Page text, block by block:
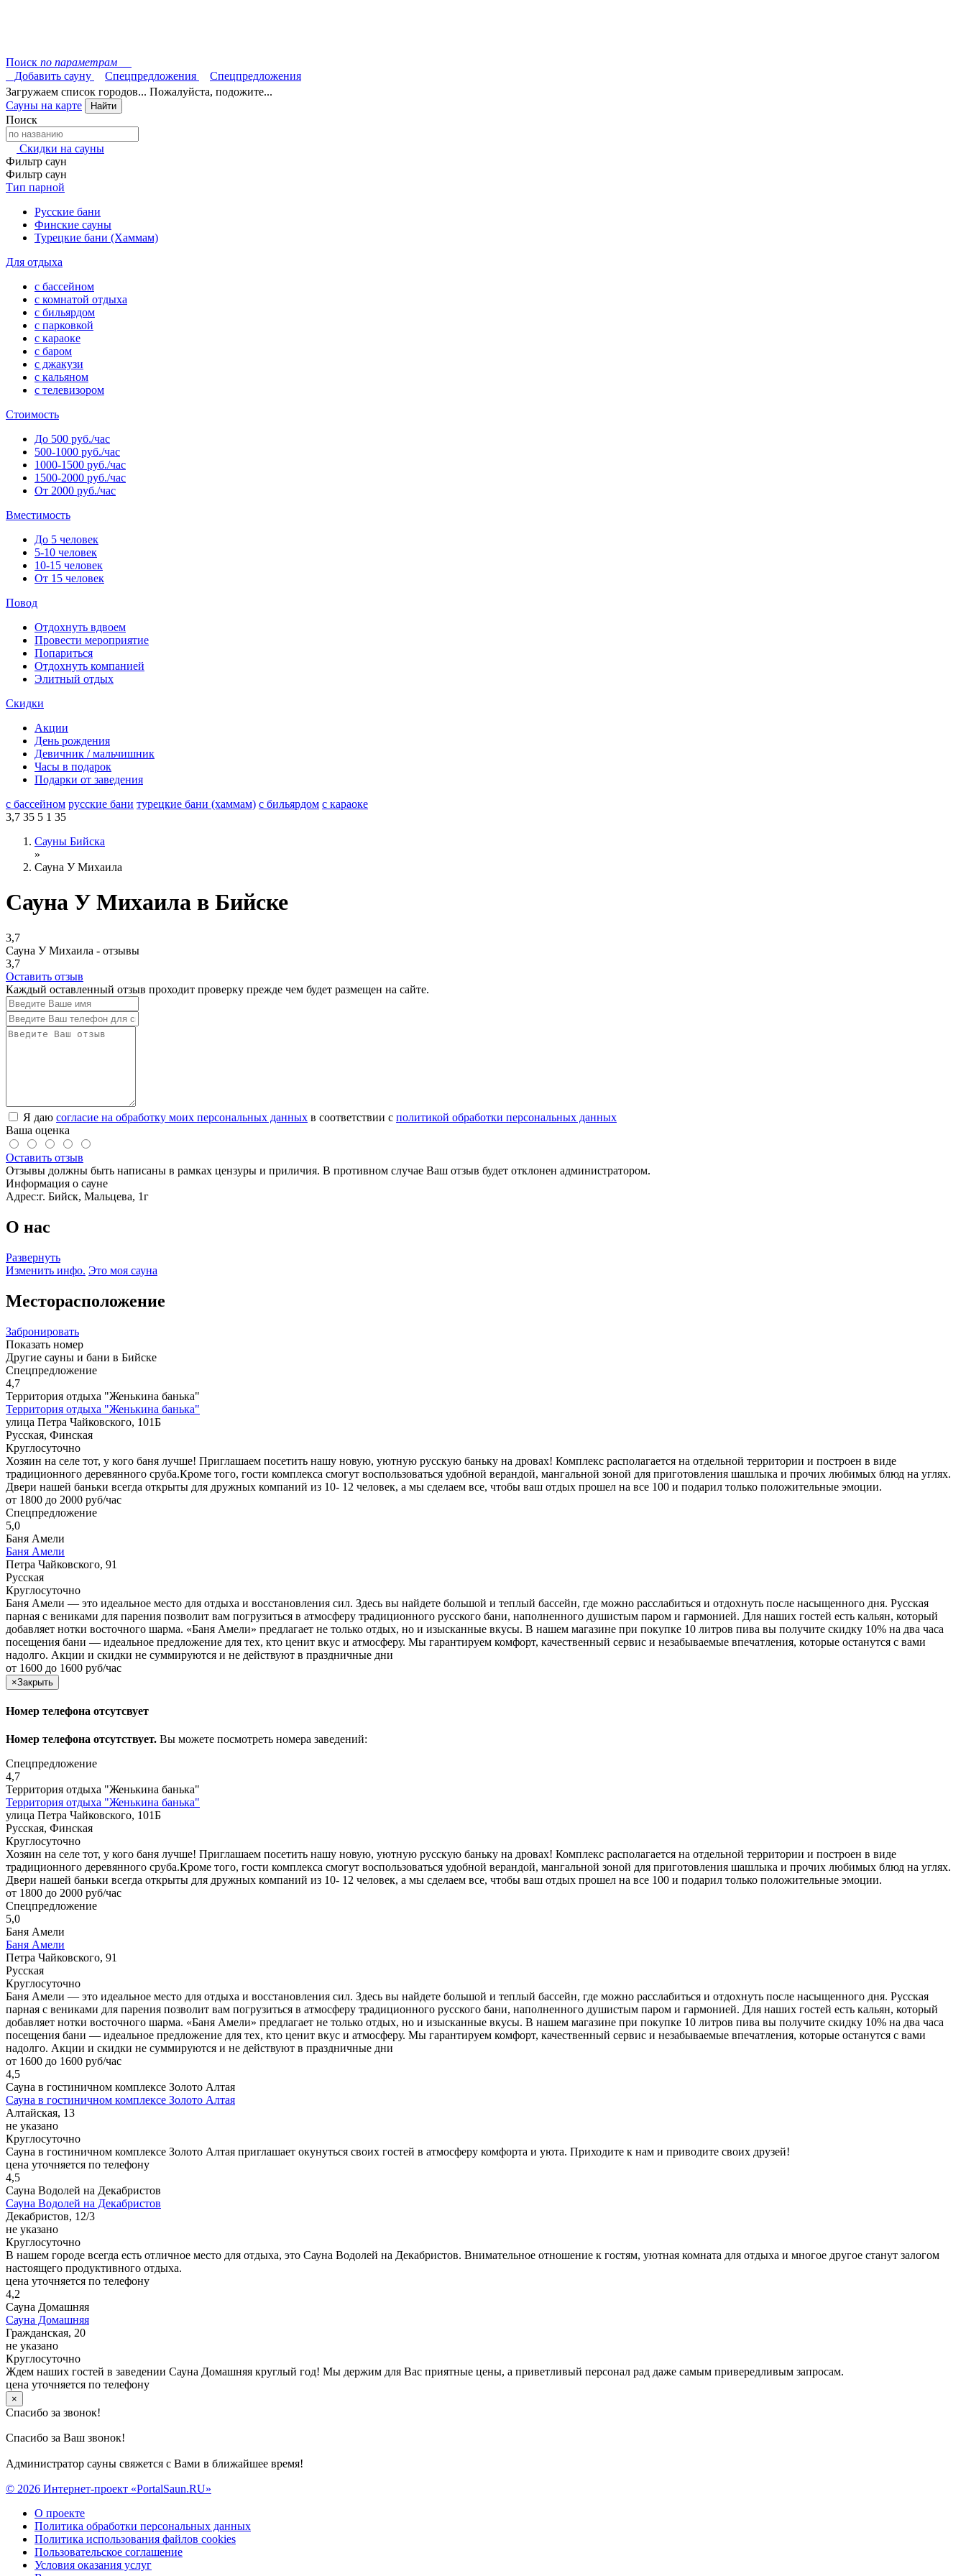
Поиск по параметрам
Добавить сауну
Спецпредложения
Спецпредложения
Загружаем список городов... Пожалуйста, подожите...
Сауны на карте
Найти
Поиск
Скидки на сауны
Фильтр саун
Фильтр саун
Тип парной
Русские бани
Финские сауны
Турецкие бани (Хаммам)
Для отдыха
с бассейном
с комнатой отдыха
с бильярдом
с парковкой
с караоке
с баром
с джакузи
с кальяном
с телевизором
Стоимость
До 500 руб./час
500-1000 руб./час
1000-1500 руб./час
1500-2000 руб./час
От 2000 руб./час
Вместимость
До 5 человек
5-10 человек
10-15 человек
От 15 человек
Повод
Отдохнуть вдвоем
Провести мероприятие
Попариться
Отдохнуть компанией
Элитный отдых
Скидки
Акции
День рождения
Девичник / мальчишник
Часы в подарок
Подарки от заведения
с бассейном русские бани турецкие бани (хаммам) с бильярдом с караоке
3,7 35 5 1 35
Сауны Бийска
»
Сауна У Михаила
Сауна У Михаила в Бийске
3,7
Сауна У Михаила - отзывы
3,7
Оставить отзыв
Каждый оставленный отзыв проходит проверку прежде чем будет размещен на сайте.
Я даю согласие на обработку моих персональных данных в соответствии с политикой обработки персональных данных
Ваша оценка
Оставить отзыв
Отзывы должны быть написаны в рамках цензуры и приличия. В противном случае Ваш отзыв будет отклонен администратором.
Информация о сауне
Адрес:г. Бийск, Мальцева, 1г
О нас
Развернуть
Изменить инфо. Это моя сауна
Месторасположение
Забронировать
Показать номер
Другие сауны и бани в Бийске
Спецпредложение
4,7
Территория отдыха "Женькина банька"
Территория отдыха "Женькина банька"
улица Петра Чайковского, 101Б
Русская, Финская
Круглосуточно
Хозяин на селе тот, у кого баня лучше! Приглашаем посетить нашу новую, уютную русскую баньку на дровах! Комплекс располагается на отдельной территории и построен в виде
традиционного деревянного сруба.Кроме того, гости комплекса смогут воспользоваться удобной верандой, мангальной зоной для приготовления шашлыка и прочих любимых блюд на углях.
Двери нашей баньки всегда открыты для дружных компаний из 10- 12 человек, а мы сделаем все, чтобы ваш отдых прошел на все 100 и подарил только положительные эмоции.
от 1800 до 2000 руб/час
Спецпредложение
5,0
Баня Амели
Баня Амели
Петра Чайковского, 91
Русская
Круглосуточно
Баня Амели — это идеальное место для отдыха и восстановления сил. Здесь вы найдете большой и теплый бассейн, где можно расслабиться и отдохнуть после насыщенного дня. Русская
парная с вениками для парения позволит вам погрузиться в атмосферу традиционного русского бани, наполненного душистым паром и гармонией. Для наших гостей есть кальян, который
добавляет нотки восточного шарма. «Баня Амели» предлагает не только отдых, но и изысканные вкусы. В нашем магазине при покупке 10 литров пива вы получите скидку 10% на два часа
посещения бани — идеальное предложение для тех, кто ценит вкус и атмосферу. Мы гарантируем комфорт, качественный сервис и незабываемые впечатления, которые останутся с вами
надолго. Акции и скидки не суммируются и не действуют в праздничные дни
от 1600 до 1600 руб/час
×Закрыть
Номер телефона отсутсвует
Номер телефона отсутствует. Вы можете посмотреть номера заведений:
Спецпредложение
4,7
Территория отдыха "Женькина банька"
Территория отдыха "Женькина банька"
улица Петра Чайковского, 101Б
Русская, Финская
Круглосуточно
Хозяин на селе тот, у кого баня лучше! Приглашаем посетить нашу новую, уютную русскую баньку на дровах! Комплекс располагается на отдельной территории и построен в виде
традиционного деревянного сруба.Кроме того, гости комплекса смогут воспользоваться удобной верандой, мангальной зоной для приготовления шашлыка и прочих любимых блюд на углях.
Двери нашей баньки всегда открыты для дружных компаний из 10- 12 человек, а мы сделаем все, чтобы ваш отдых прошел на все 100 и подарил только положительные эмоции.
от 1800 до 2000 руб/час
Спецпредложение
5,0
Баня Амели
Баня Амели
Петра Чайковского, 91
Русская
Круглосуточно
Баня Амели — это идеальное место для отдыха и восстановления сил. Здесь вы найдете большой и теплый бассейн, где можно расслабиться и отдохнуть после насыщенного дня. Русская
парная с вениками для парения позволит вам погрузиться в атмосферу традиционного русского бани, наполненного душистым паром и гармонией. Для наших гостей есть кальян, который
добавляет нотки восточного шарма. «Баня Амели» предлагает не только отдых, но и изысканные вкусы. В нашем магазине при покупке 10 литров пива вы получите скидку 10% на два часа
посещения бани — идеальное предложение для тех, кто ценит вкус и атмосферу. Мы гарантируем комфорт, качественный сервис и незабываемые впечатления, которые останутся с вами
надолго. Акции и скидки не суммируются и не действуют в праздничные дни
от 1600 до 1600 руб/час
4,5
Сауна в гостиничном комплексе Золото Алтая
Сауна в гостиничном комплексе Золото Алтая
Алтайская, 13
не указано
Круглосуточно
Сауна в гостиничном комплексе Золото Алтая приглашает окунуться своих гостей в атмосферу комфорта и уюта. Приходите к нам и приводите своих друзей!
цена уточняется по телефону
4,5
Сауна Водолей на Декабристов
Сауна Водолей на Декабристов
Декабристов, 12/3
не указано
Круглосуточно
В нашем городе всегда есть отличное место для отдыха, это Сауна Водолей на Декабристов. Внимательное отношение к гостям, уютная комната для отдыха и многое другое станут залогом
настоящего продуктивного отдыха.
цена уточняется по телефону
4,2
Сауна Домашняя
Сауна Домашняя
Гражданская, 20
не указано
Круглосуточно
Ждем наших гостей в заведении Сауна Домашняя круглый год! Мы держим для Вас приятные цены, а приветливый персонал рад даже самым привередливым запросам.
цена уточняется по телефону
×
Спасибо за звонок!
Спасибо за Ваш звонок!
Администратор сауны свяжется с Вами в ближайшее время!
© 2026 Интернет-проект «PortalSaun.RU»
О проекте
Политика обработки персональных данных
Политика использования файлов cookies
Пользовательское соглашение
Условия оказания услуг